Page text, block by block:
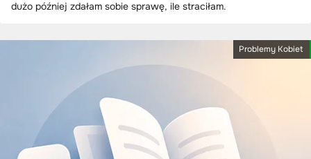
dużo później zdałam sobie sprawę, ile straciłam.
Problemy Kobiet